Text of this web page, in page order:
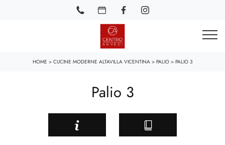
HOME > CUCINE MODERNE ALTAVILLA VICENTINA > PALIO > PALIO 3
Palio 3